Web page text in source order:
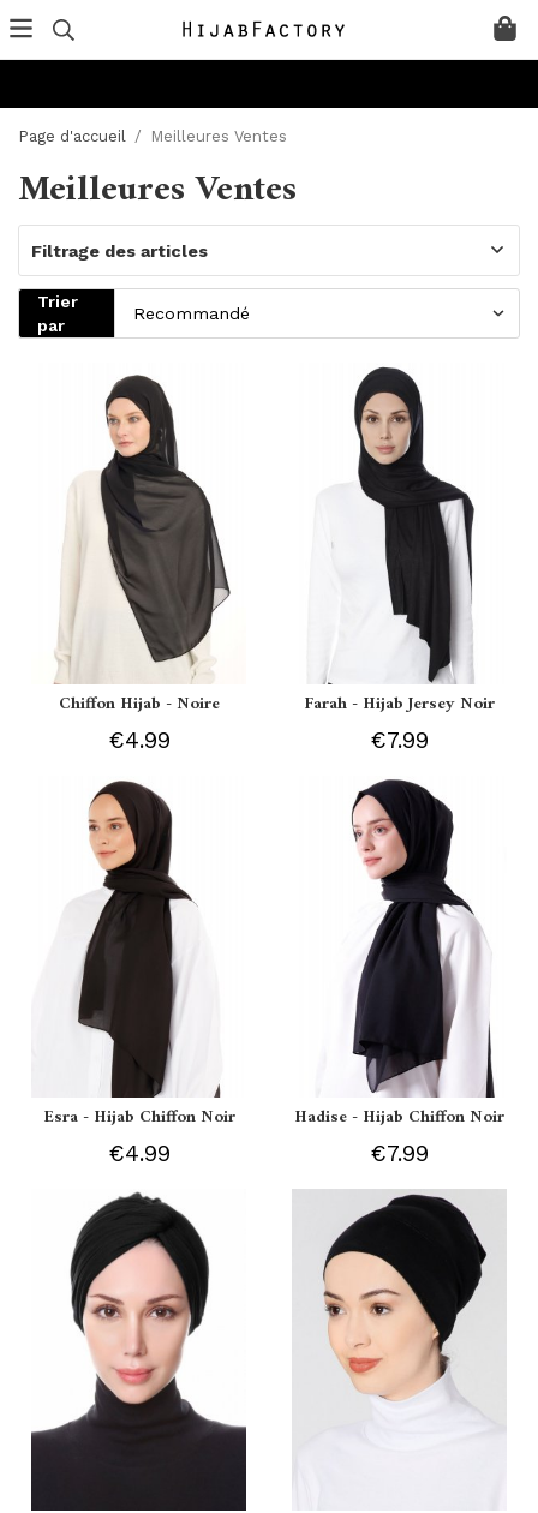
Page d'accueil / Meilleures Ventes
Meilleures Ventes
Filtrage des articles
Trier
par
Chiffon Hijab - Noire
€4.99
Farah - Hijab Jersey Noir
€7.99
Esra - Hijab Chiffon Noir
€4.99
Hadise - Hijab Chiffon Noir
€7.99